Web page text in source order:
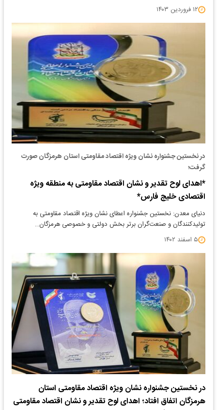
۱۲ فروردین ۱۴۰۳
در نخستین جشنواره نشان ویژه اقتصاد مقاومتی استان هرمزگان صورت
گرفت؛
*اهدای لوح تقدیر و نشان اقتصاد مقاومتی به منطقه ویژه
اقتصادی خلیج فارس*
دنیای معدن: نخستین جشنواره اعطای نشان ویژه اقتصاد مقاومتی به
تولیدکنندگان و صنعت‌گران برتر بخش دولتی و خصوصی هرمزگان…
۵ اسفند ۱۴۰۲
در نخستین جشنواره نشان ویژه اقتصاد مقاومتی استان
هرمزگان اتفاق افتاد؛ اهدای لوح تقدیر و نشان اقتصاد مقاومتی